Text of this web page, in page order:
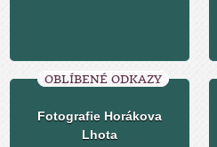
OBLÍBENÉ ODKAZY
Fotografie Horákova
Lhota